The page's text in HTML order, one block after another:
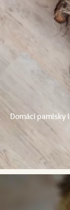
Domácí pamlsky